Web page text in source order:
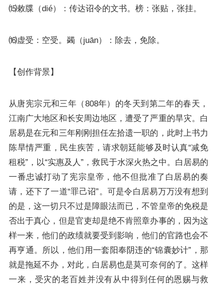
⒂敕牒（dié）：传达诏令的文书。榜：张贴，张挂。
⒃虚受：空受。蠲（juān）：除去，免除。
【创作背景】
从唐宪宗元和三年（808年）的冬天到第二年的春天，
江南广大地区和长安周边地区，遭受了严重的旱灾。白
居易是在元和三年刚刚担任左拾遗一职的，此时上书力
陈旱情严重，民生疾苦，请求朝廷能够及时认真“减免
租税”，以“实惠及人”，救民于水深火热之中。白居易的
一番忠诚打动了宪宗皇帝，他不但批准了白居易的奏
请，还下了一道“罪己诏”。可是令白居易万万没有想到
的是，这一切只不过是障眼法而已，不管皇帝的免税是
否出于真心，但是官吏却是绝不肯照章办事的，因为这
样一来，他们的政绩就要受到影响，他们的官路也会不
再亨通。所以，他们用一套阳奉阴违的“锦囊妙计”，那
就是拖延不办，对此，白居易也是莫可奈何的了。这样
一来，受灾的老百姓并没有从中得到任何的恩赐与救